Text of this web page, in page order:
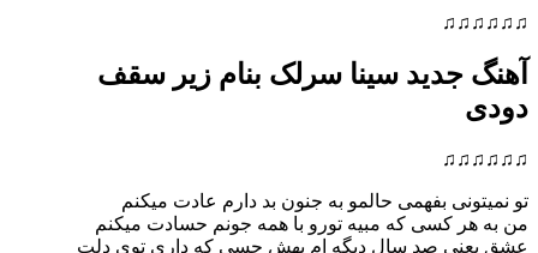
سینا سرلک بنام زیر سقف
بفهمی حالمو به جنون بد دارم عادت میکنم
کسی که مبیه تورو با همه جونم حسادت میکنم
صد سال دیگه ام بهش حسی که داری توی دلت